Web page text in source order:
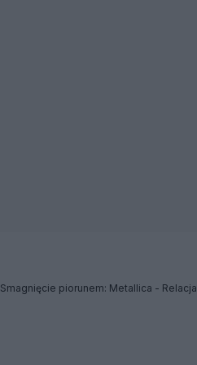
Smagnięcie piorunem: Metallica - Relacja